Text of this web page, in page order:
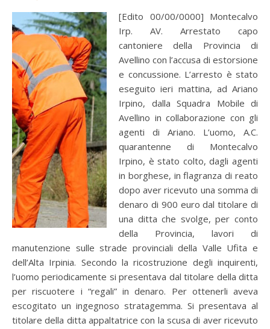
[Edito 00/00/0000] Montecalvo
Irp. AV. Arrestato capo
cantoniere della Provincia di
Avellino con l’accusa di estorsione
e concussione. L’arresto è stato
eseguito ieri mattina, ad Ariano
Irpino, dalla Squadra Mobile di
Avellino in collaborazione con gli
agenti di Ariano. L’uomo, A.C.
quarantenne di Montecalvo
Irpino, è stato colto, dagli agenti
in borghese, in flagranza di reato
dopo aver ricevuto una somma di
denaro di 900 euro dal titolare di
una ditta che svolge, per conto
della Provincia, lavori di
manutenzione sulle strade provinciali della Valle Ufita e
dell’Alta Irpinia. Secondo la ricostruzione degli inquirenti,
l’uomo periodicamente si presentava dal titolare della ditta
per riscuotere i “regali” in denaro. Per ottenerli aveva
escogitato un ingegnoso stratagemma. Si presentava al
titolare della ditta appaltatrice con la scusa di aver ricevuto